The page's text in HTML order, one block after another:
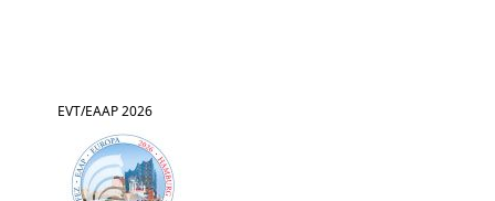
EVT/EAAP 2026